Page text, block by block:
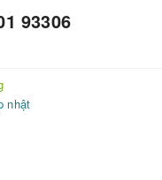
93306
nhật